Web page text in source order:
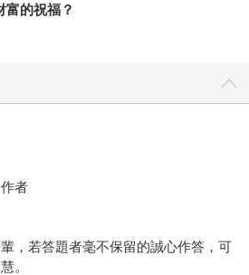
的祝福？
者
，若答題者毫不保留的誠心作答，可
。